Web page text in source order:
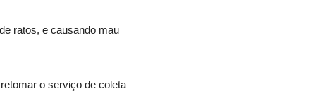
ratos, e causando mau
o serviço de coleta